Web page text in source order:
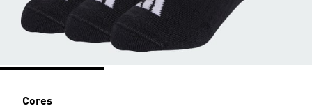
Cores